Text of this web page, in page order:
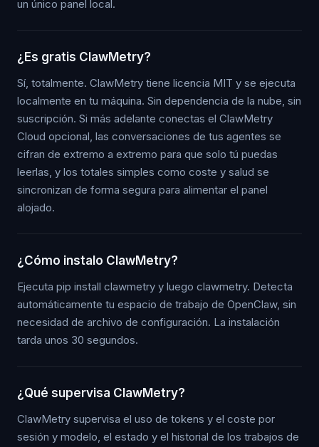
un único panel local.
¿Es gratis ClawMetry?
Sí, totalmente. ClawMetry tiene licencia MIT y se ejecuta
localmente en tu máquina. Sin dependencia de la nube, sin
suscripción. Si más adelante conectas el ClawMetry
Cloud opcional, las conversaciones de tus agentes se
cifran de extremo a extremo para que solo tú puedas
leerlas, y los totales simples como coste y salud se
sincronizan de forma segura para alimentar el panel
alojado.
¿Cómo instalo ClawMetry?
Ejecuta pip install clawmetry y luego clawmetry. Detecta
automáticamente tu espacio de trabajo de OpenClaw, sin
necesidad de archivo de configuración. La instalación
tarda unos 30 segundos.
¿Qué supervisa ClawMetry?
ClawMetry supervisa el uso de tokens y el coste por
sesión y modelo, el estado y el historial de los trabajos de